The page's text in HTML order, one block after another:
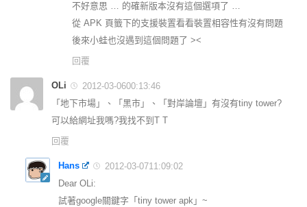
不好意思 … 的確新版本沒有這個選項了 …
從 APK 頁籤下的支援裝置看看裝置相容性有沒有問題
後來小蛙也沒遇到這個問題了 ><
回覆
OLi
2012-03-0600:13:46
「地下市場」、「黑市」、「對岸論壇」有沒有tiny tower?
可以給網址我嗎?我找不到T T
回覆
Hans
2012-03-0711:09:02
Dear OLi:
試著google關鍵字「tiny tower apk」~